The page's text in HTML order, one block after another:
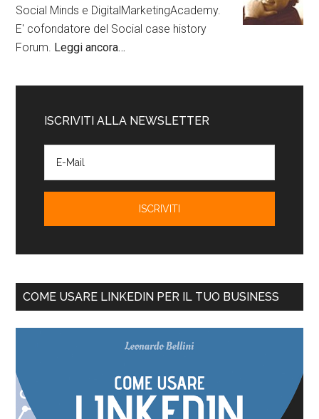
Social Minds e DigitalMarketingAcademy.
E' cofondatore del Social case history
Forum. Leggi ancora…
ISCRIVITI ALLA NEWSLETTER
COME USARE LINKEDIN PER IL TUO BUSINESS